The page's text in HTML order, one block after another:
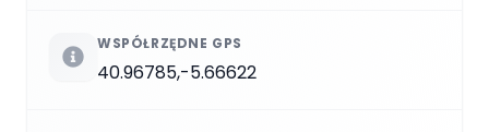
WSPÓŁRZĘDNE GPS
40.96785,-5.66622